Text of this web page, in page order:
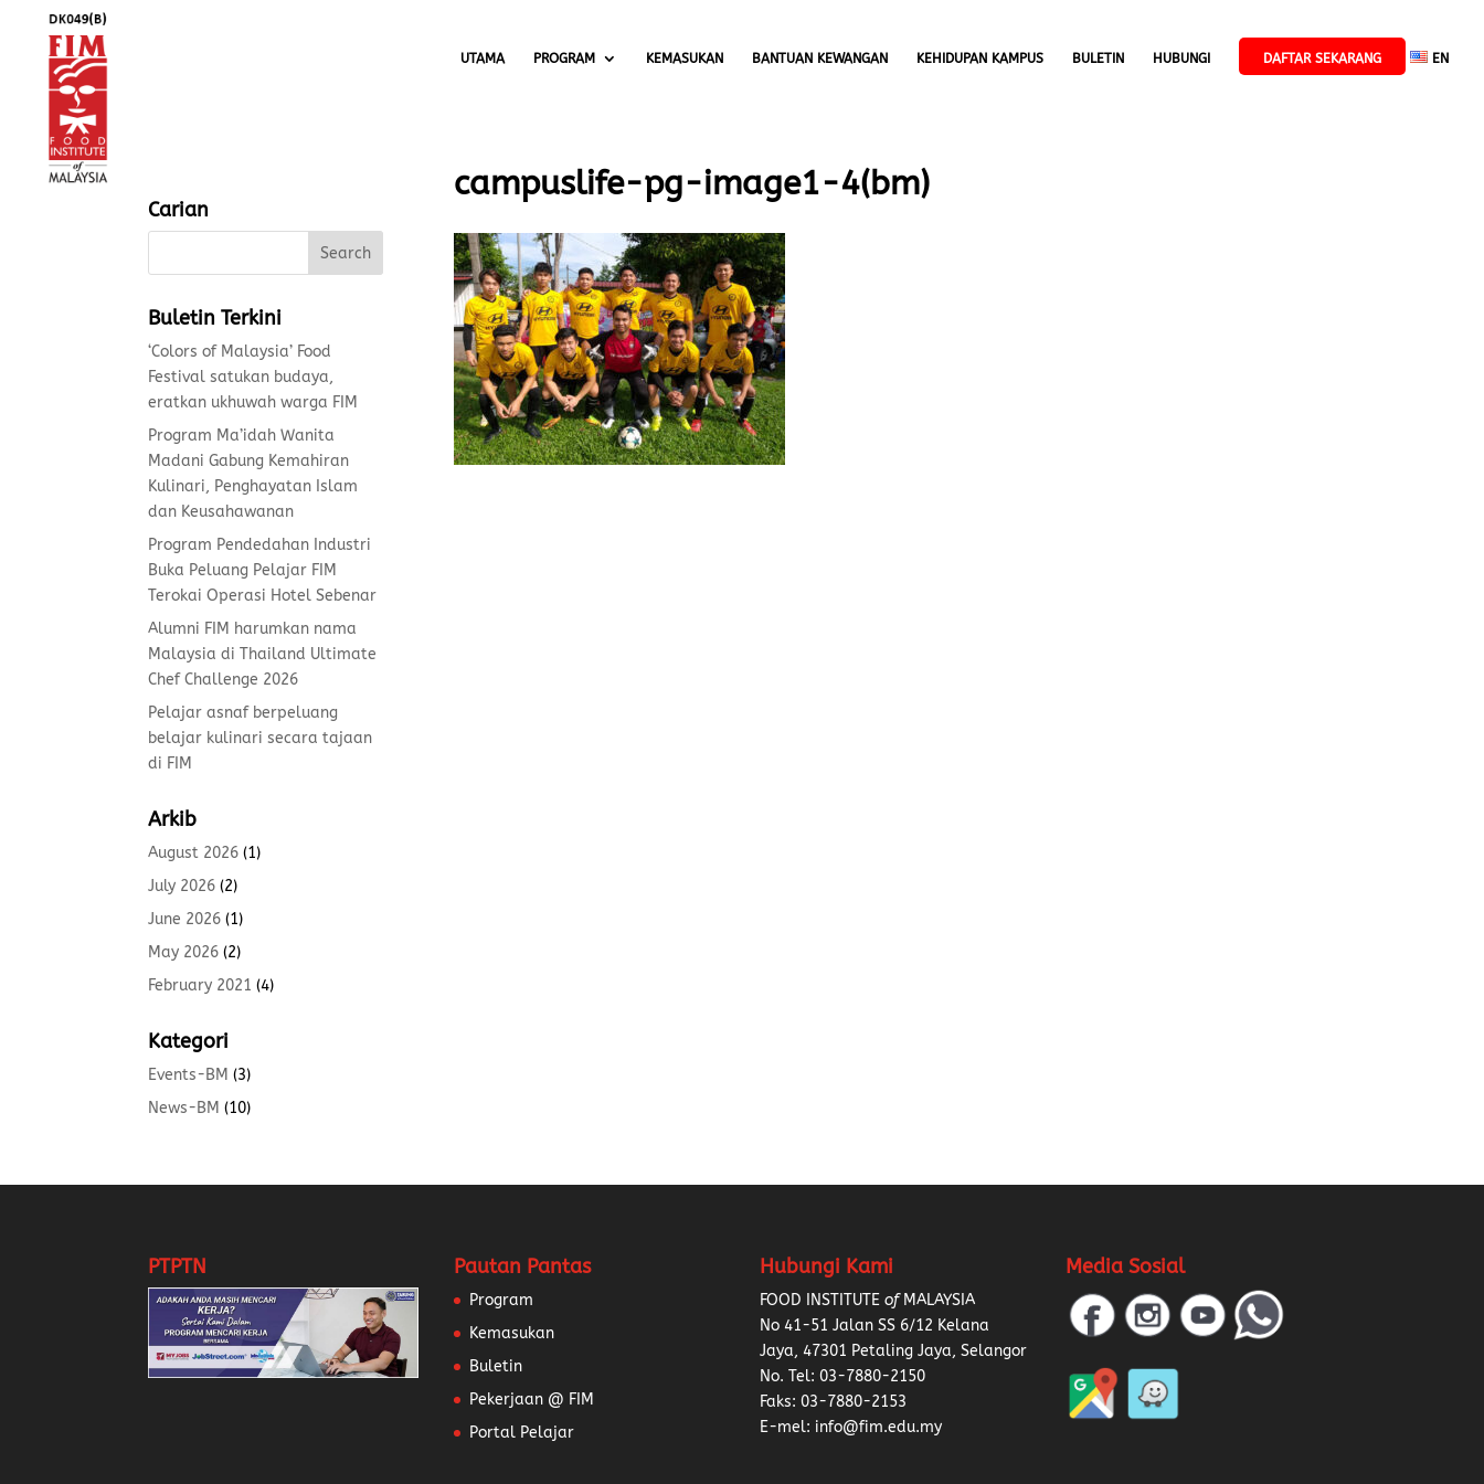
UTAMA PROGRAM KEMASUKAN BANTUAN KEWANGAN KEHIDUPAN KAMPUS BULETIN HUBUNGI DAFTAR SEKARANG EN
campuslife-pg-image1-4(bm)
Carian
Buletin Terkini
‘Colors of Malaysia’ Food
Festival satukan budaya,
eratkan ukhuwah warga FIM
Program Ma’idah Wanita
Madani Gabung Kemahiran
Kulinari, Penghayatan Islam
dan Keusahawanan
Program Pendedahan Industri
Buka Peluang Pelajar FIM
Terokai Operasi Hotel Sebenar
Alumni FIM harumkan nama
Malaysia di Thailand Ultimate
Chef Challenge 2026
Pelajar asnaf berpeluang
belajar kulinari secara tajaan
di FIM
Arkib
August 2026 (1)
July 2026 (2)
June 2026 (1)
May 2026 (2)
February 2021 (4)
Kategori
Events-BM (3)
News-BM (10)
PTPTN Pautan Pantas
Program
Kemasukan
Buletin
Pekerjaan @ FIM
Portal Pelajar
Hubungi Kami
FOOD INSTITUTEofMALAYSIA
No 41-51 Jalan SS 6/12 Kelana
Jaya, 47301 Petaling Jaya, Selangor
No. Tel:03-7880-2150
Faks: 03-7880-2153
E-mel: info@fim.edu.my
Media Sosial